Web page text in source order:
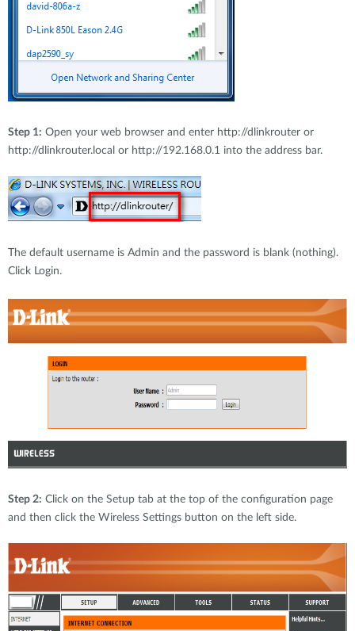
Step 1: Open your web browser and enter http://dlinkrouter or
http://dlinkrouter.local or http://192.168.0.1 into the address bar.
The default username is Admin and the password is blank (nothing).
Click Login.
Step 2: Click on the Setup tab at the top of the configuration page
and then click the Wireless Settings button on the left side.